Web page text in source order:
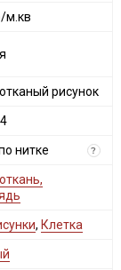
м.кв
рисунок
нитке ?
, Клетка